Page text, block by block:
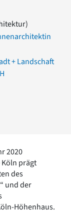
+ Landschaft
2020
prägt
des
und der
Höhenhaus.